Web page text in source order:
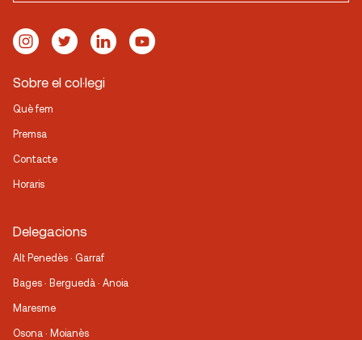
Sobre el col·legi
Què fem
Premsa
Contacte
Horaris
Delegacions
Alt Penedès · Garraf
Bages · Berguedà · Anoia
Maresme
Osona · Moianès